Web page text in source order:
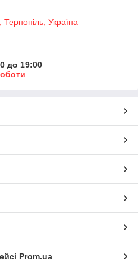
Україна
до 19:00
Prom.ua